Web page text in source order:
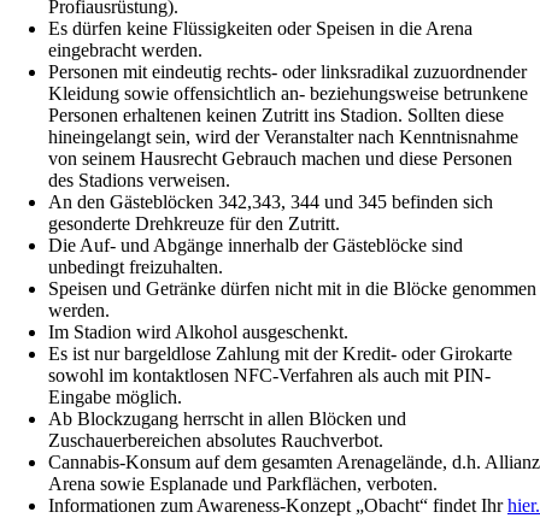
Profiausrüstung).
Es dürfen keine Flüssigkeiten oder Speisen in die Arena
eingebracht werden.
Personen mit eindeutig rechts- oder linksradikal zuzuordnender
Kleidung sowie offensichtlich an- beziehungsweise betrunkene
Personen erhaltenen keinen Zutritt ins Stadion. Sollten diese
hineingelangt sein, wird der Veranstalter nach Kenntnisnahme
von seinem Hausrecht Gebrauch machen und diese Personen
des Stadions verweisen.
An den Gästeblöcken 342,343, 344 und 345 befinden sich
gesonderte Drehkreuze für den Zutritt.
Die Auf- und Abgänge innerhalb der Gästeblöcke sind
unbedingt freizuhalten.
Speisen und Getränke dürfen nicht mit in die Blöcke genommen
werden.
Im Stadion wird Alkohol ausgeschenkt.
Es ist nur bargeldlose Zahlung mit der Kredit- oder Girokarte
sowohl im kontaktlosen NFC-Verfahren als auch mit PIN-
Eingabe möglich.
Ab Blockzugang herrscht in allen Blöcken und
Zuschauerbereichen absolutes Rauchverbot.
Cannabis-Konsum auf dem gesamten Arenagelände, d.h. Allianz
Arena sowie Esplanade und Parkflächen, verboten.
Informationen zum Awareness-Konzept „Obacht“ findet Ihrhier.